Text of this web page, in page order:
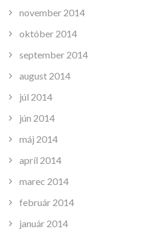
november 2014
október 2014
september 2014
august 2014
júl 2014
jún 2014
máj 2014
apríl 2014
marec 2014
február 2014
január 2014